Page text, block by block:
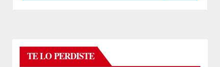
TE LO PERDISTE